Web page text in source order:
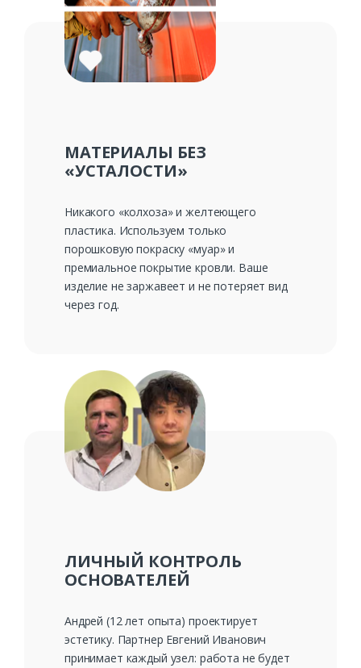
МАТЕРИАЛЫ БЕЗ
«УСТАЛОСТИ»
Никакого «колхоза» и желтеющего
пластика. Используем только
порошковую покраску «муар» и
премиальное покрытие кровли. Ваше
изделие не заржавеет и не потеряет вид
через год.
ЛИЧНЫЙ КОНТРОЛЬ
ОСНОВАТЕЛЕЙ
Андрей (12 лет опыта) проектирует
эстетику. Партнер Евгений Иванович
принимает каждый узел: работа не будет